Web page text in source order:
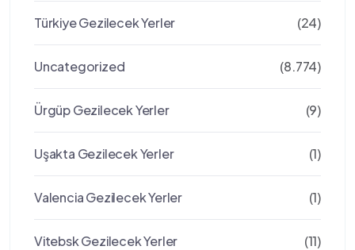
Türkiye Gezilecek Yerler (24)
Uncategorized (8.774)
Ürgüp Gezilecek Yerler (9)
Uşakta Gezilecek Yerler (1)
Valencia Gezilecek Yerler (1)
Vitebsk Gezilecek Yerler (11)